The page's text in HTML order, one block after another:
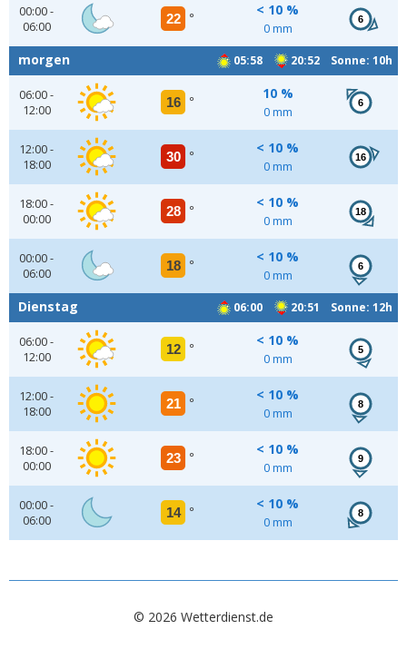
00:00 -
06:00
22 °
< 10 %
0 mm
6
05:58 20:52 Sonne: 10h
morgen
06:00 -
12:00
16 °
10 %
0 mm
6
12:00 -
18:00
30 °
< 10 %
0 mm
16
18:00 -
00:00
28 °
< 10 %
0 mm
18
00:00 -
06:00
18 °
< 10 %
0 mm
6
06:00 20:51 Sonne: 12h
Dienstag
06:00 -
12:00
12 °
< 10 %
0 mm
5
12:00 -
18:00
21 °
< 10 %
0 mm
8
18:00 -
00:00
23 °
< 10 %
0 mm
9
00:00 -
06:00
14 °
< 10 %
0 mm
8
© 2026 Wetterdienst.de